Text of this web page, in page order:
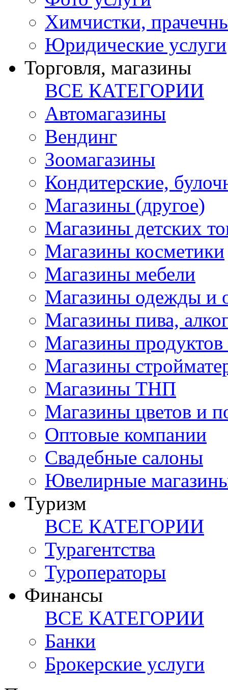
Химчистки,
Юридические услуги
Торговля, магазины
ВСЕ КАТЕГОРИИ
Автомагазины
Вендинг
Зоомагазины
Кондитерские,
Магазины (другое)
Магазины детских
Магазины косметики
Магазины мебели
Магазины одежды и
Магазины пива,
Магазины продуктов
Магазины
Магазины ТНП
Магазины цветов и
Оптовые компании
Свадебные салоны
Ювелирные
Туризм
ВСЕ КАТЕГОРИИ
Турагентства
Туроператоры
Финансы
ВСЕ КАТЕГОРИИ
Банки
Брокерские услуги